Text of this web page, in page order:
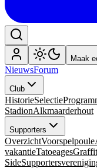
Maak
NieuwsForum
Club
HistorieSelectie
StadionAlkmaarderhout
Supporters
OverzichtVoorspelpoule
vakantieTatoeages
Side